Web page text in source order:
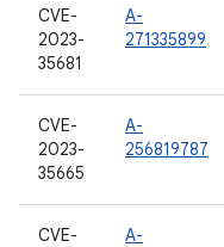
CVE-
2023-
35681
A-
271335899
CVE-
2023-
35665
A-
256819787
CVE-
A-